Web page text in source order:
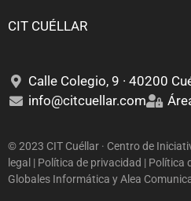
CIT CUÉLLAR
Calle Colegio, 9 · 40200
info@citcuellar.com
© 2023 CIT Cuéllar · Centro de
legal | Política de privacidad | Política
Globales Informática yAlea